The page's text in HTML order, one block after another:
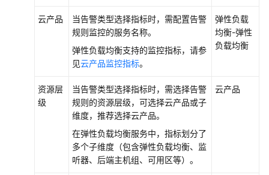
HTTPS
加
云产品
当告警类型选择指标时，需配置告警
规则监控的服务名称。
弹性负载均衡支持的监控指标，请参
见云产品监控指标。
弹性负载
均衡-弹性
负载均衡
资源层
级
当告警类型选择指标时，需选择告警
规则的资源层级，可选择云产品或子
维度，推荐选择云产品。
在弹性负载均衡服务中，指标划分了
多个子维度（包含弹性负载均衡、监
听器、后端主机组、可用区等）。
云产品